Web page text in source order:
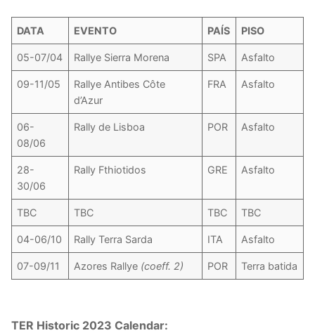
DATA EVENTO PAÍS PISO
05-07/04 Rallye Sierra Morena SPA Asfalto
09-11/05
Rallye Antibes Côte
d’Azur
FRA Asfalto
06-
08/06
Rally de Lisboa POR Asfalto
28-
30/06
Rally Fthiotidos GRE Asfalto
TBC TBC TBC TBC
04-06/10 Rally Terra Sarda ITA Asfalto
07-09/11 Azores Rallye (coeff. 2) POR Terra batida
TER Historic 2023 Calendar: